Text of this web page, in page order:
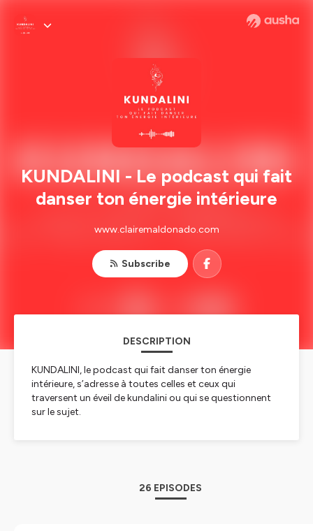
KUNDALINI - Le podcast qui fait
danser ton énergie intérieure
www.clairemaldonado.com
Subscribe
DESCRIPTION
KUNDALINI, le podcast qui fait danser ton énergie
intérieure, s’adresse à toutes celles et ceux qui
traversent un éveil de kundalini ou qui se questionnent
sur le sujet.
épisode t’ouvre la porte à une meilleure compréhension
et à une connexion plus profonde avec toi-même !
26 EPISODES